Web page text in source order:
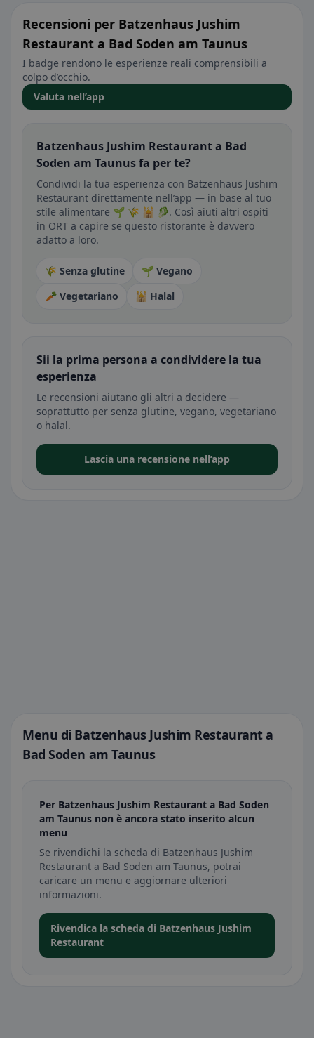
Recensioni per Batzenhaus Jushim
Restaurant a Bad Soden am Taunus
I badge rendono le esperienze reali comprensibili a
colpo d’occhio.
Valuta nell’app
Batzenhaus Jushim Restaurant a Bad
Soden am Taunus fa per te?
Condividi la tua esperienza con Batzenhaus Jushim
Restaurant direttamente nell’app — in base al tuo
stile alimentare 🌱 🌾 🕌 🥬. Così aiuti altri ospiti
in ORT a capire se questo ristorante è davvero
adatto a loro.
🌾 Senza glutine
🌱 Vegano
🥕 Vegetariano
🕌 Halal
Sii la prima persona a condividere la tua
esperienza
Le recensioni aiutano gli altri a decidere —
soprattutto per senza glutine, vegano, vegetariano
o halal.
Lascia una recensione nell’app
Menu di Batzenhaus Jushim Restaurant a
Bad Soden am Taunus
Per Batzenhaus Jushim Restaurant a Bad Soden
am Taunus non è ancora stato inserito alcun
menu
Se rivendichi la scheda di Batzenhaus Jushim
Restaurant a Bad Soden am Taunus, potrai
caricare un menu e aggiornare ulteriori
informazioni.
Rivendica la scheda di Batzenhaus Jushim
Restaurant